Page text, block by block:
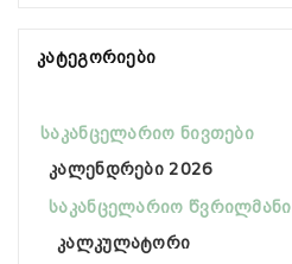
Კატეგორიები
საკანცელარიო ნივთები
კალენდრები 2026
საკანცელარიო წვრილმანი
კალკულატორი